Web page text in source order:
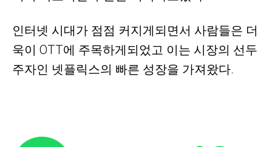
인터넷 시대가 점점 커지게되면서 사람들은 더
욱이 OTT에 주목하게되었고 이는 시장의 선두
주자인 넷플릭스의 빠른 성장을 가져왔다.